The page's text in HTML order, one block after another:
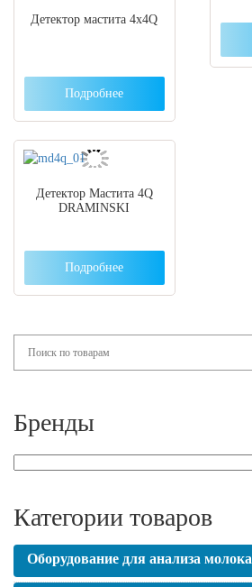
Детектор мастита 4х4Q
Подробнее
Детектор Мастита 4Q
DRAMINSKI
Подробнее
Бренды
Категории товаров
Оборудование для анализа молока